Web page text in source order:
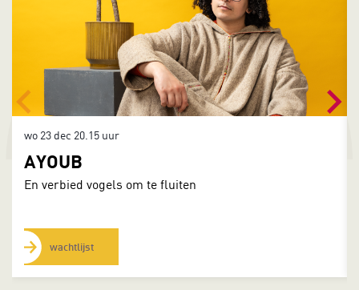
AYOUB
En verbied vogels om te fluiten
wo 23 dec 20.15 uur
wachtlijst